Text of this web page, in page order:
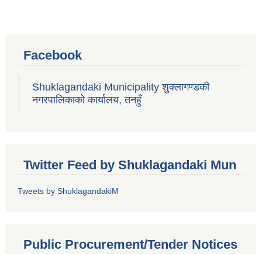
Facebook
Shuklagandaki Municipality शुक्लागण्डकी
नगरपालिकाको कार्यालय, तनहुँ
Twitter Feed by Shuklagandaki Mun
Tweets by ShuklagandakiM
Public Procurement/Tender Notices